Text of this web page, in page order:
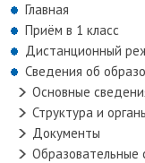
Главная
Приём в 1 класс
Дистанционный
Сведения об
Основные
Структура и
Документы
Образовательные